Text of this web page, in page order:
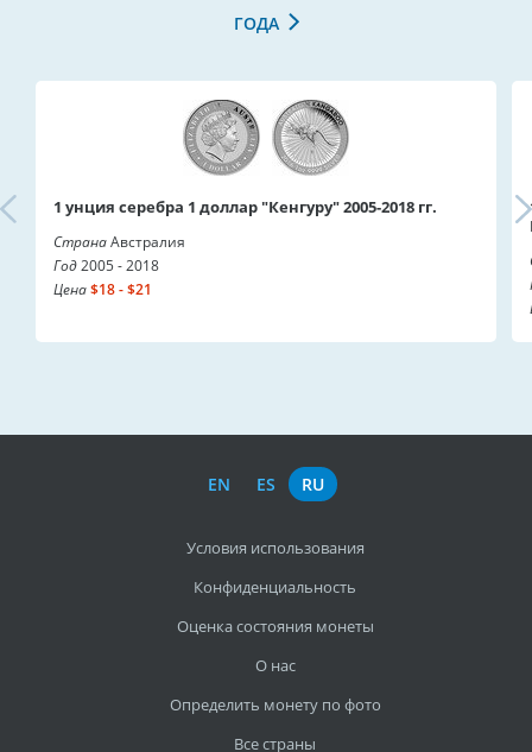
ГОДА
1 унция серебра 1 доллар "Кенгуру" 2005-2018 гг.
СтранаАвстралия
Год2005 - 2018
Цена$18 - $21
EN ES RU
Условия использования
Конфиденциальность
Оценка состояния монеты
О нас
Определить монету по фото
Все страны